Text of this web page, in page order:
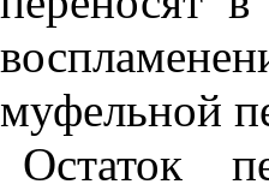
муфельной
Остаток